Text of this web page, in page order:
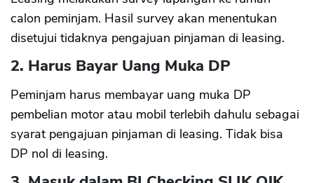
calon peminjam. Hasil survey akan menentukan
disetujui tidaknya pengajuan pinjaman di leasing.
2. Harus Bayar Uang Muka DP
Peminjam harus membayar uang muka DP
pembelian motor atau mobil terlebih dahulu sebagai
syarat pengajuan pinjaman di leasing. Tidak bisa
DP nol di leasing.